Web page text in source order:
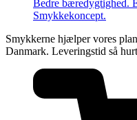
Bedre bæredygtighed.
Smykkekoncept.
Smykkerne hjælper vores
Danmark. Leveringstid så